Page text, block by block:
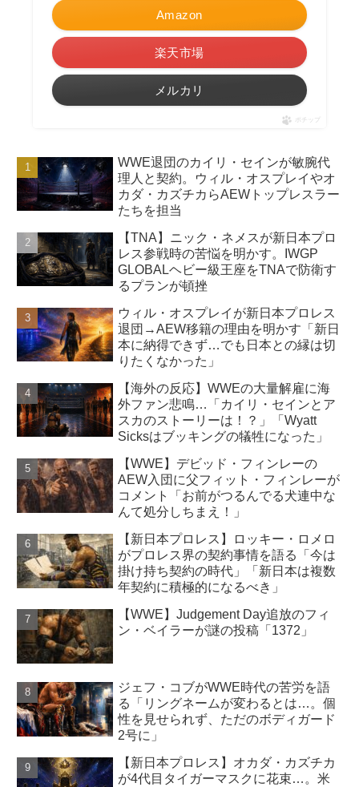
Amazon
楽天市場
メルカリ
ポチップ
WWE退団のカイリ・セインが敏腕代
理人と契約。ウィル・オスプレイやオ
カダ・カズチカらAEWトップレスラー
たちを担当
【TNA】ニック・ネメスが新日本プロ
レス参戦時の苦悩を明かす。IWGP
GLOBALヘビー級王座をTNAで防衛す
るプランが頓挫
ウィル・オスプレイが新日本プロレス
退団→AEW移籍の理由を明かす「新日
本に納得できず…でも日本との縁は切
りたくなかった」
【海外の反応】WWEの大量解雇に海
外ファン悲鳴…「カイリ・セインとア
スカのストーリーは！？」「Wyatt
Sicksはブッキングの犠牲になった」
【WWE】デビッド・フィンレーの
AEW入団に父フィット・フィンレーが
コメント「お前がつるんでる犬連中な
んて処分しちまえ！」
【新日本プロレス】ロッキー・ロメロ
がプロレス界の契約事情を語る「今は
掛け持ち契約の時代」「新日本は複数
年契約に積極的になるべき」
【WWE】Judgement Day追放のフィ
ン・ベイラーが謎の投稿「1372」
ジェフ・コブがWWE時代の苦労を語
る「リングネームが変わるとは…。個
性を見せられず、ただのボディガード
2号に」
【新日本プロレス】オカダ・カズチカ
が4代目タイガーマスクに花束…。米